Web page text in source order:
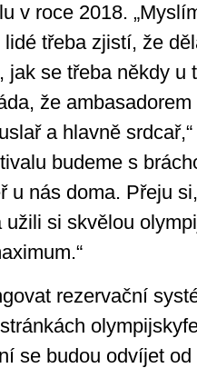
v roce 2018.
třeba zjistí, že
jak se třeba někdy u
že
a hlavně
budeme s
u nás doma. Přeju
si skvělou
rezervační
se budou odvíjet